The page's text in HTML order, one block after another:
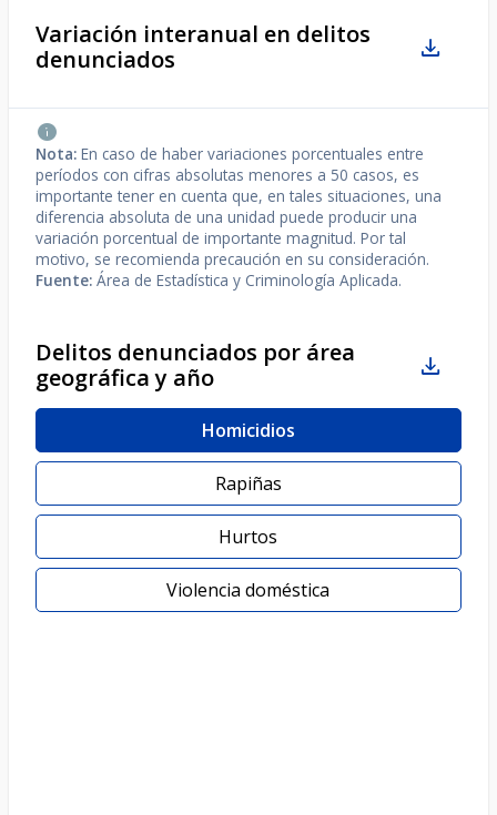
Variación interanual en delitos
denunciados
Nota: En caso de haber variaciones porcentuales entre
períodos con cifras absolutas menores a 50 casos, es
importante tener en cuenta que, en tales situaciones, una
diferencia absoluta de una unidad puede producir una
variación porcentual de importante magnitud. Por tal
motivo, se recomienda precaución en su consideración.
Fuente: Área de Estadística y Criminología Aplicada.
Delitos denunciados por área
geográfica y año
Homicidios
Rapiñas
Hurtos
Violencia doméstica